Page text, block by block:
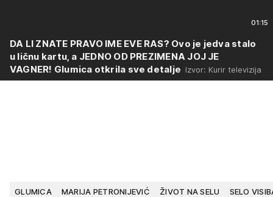
01:15
DA LI ZNATE PRAVO IME EVE RAS? Ovo je jedva stalo
u ličnu kartu, a JEDNO OD PREZIMENA JOJ JE
VAGNER! Glumica otkrila sve detalje Izvor: Kurir televizija
GLUMICA MARIJA PETRONIJEVIĆ ŽIVOT NA SELU SELO